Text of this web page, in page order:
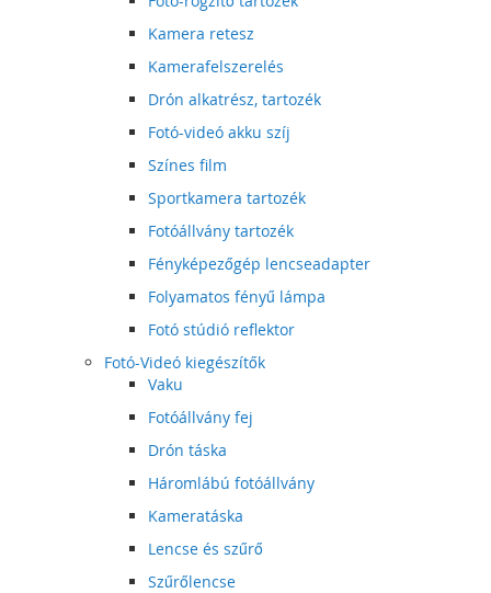
Kamera retesz
Kamerafelszerelés
Drón alkatrész, tartozék
Fotó-videó akku szíj
Színes film
Sportkamera tartozék
Fotóállvány tartozék
Fényképezőgép lencseadapter
Folyamatos fényű lámpa
Fotó stúdió reflektor
Fotó-Videó kiegészítők
Vaku
Fotóállvány fej
Drón táska
Háromlábú fotóállvány
Kameratáska
Lencse és szűrő
Szűrőlencse